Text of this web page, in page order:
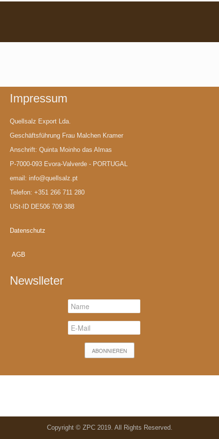
Impressum
Quellsalz Export Lda.
Geschäftsführung Frau Malchen Kramer
Anschrift: Quinta Moinho das Almas
P-7000-093 Evora-Valverde - PORTUGAL
email: info@quellsalz.pt
Telefon: +351 266 711 280
USt-ID DE506 709 388
Datenschutz
AGB
Newslleter
Copyright © ZPC 2019. All Rights Reserved.